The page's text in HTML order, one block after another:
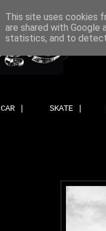
CAR | SKATE |
This site uses cookies
are shared with
statistics, and to